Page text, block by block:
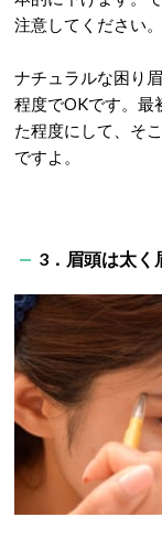
注意してください。
ナチュラルな困り
程度でOKです。最
た程度にして、そ
ですよ。
3．眉頭は太く